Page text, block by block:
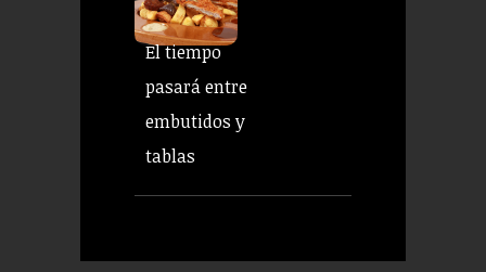
El tiempo
pasará entre
embutidos y
tablas